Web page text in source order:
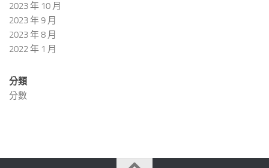
2023 年 10 月
2023 年 9 月
2023 年 8 月
2022 年 1 月
分類
分數